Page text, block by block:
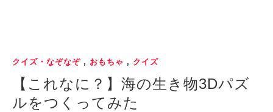
クイズ・なぞなぞ , おもちゃ , クイズ
【これなに？】海の生き物3Dパズ
ルをつくってみた